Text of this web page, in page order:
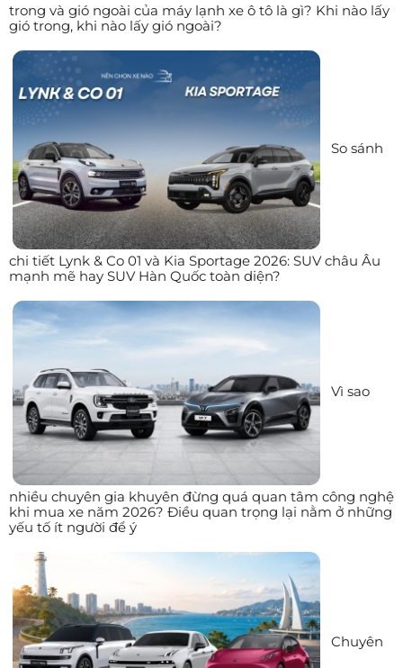
trong và gió ngoài của máy lạnh xe ô tô là gì? Khi nào lấy
gió trong, khi nào lấy gió ngoài?
So sánh
chi tiết Lynk & Co 01 và Kia Sportage 2026: SUV châu Âu
mạnh mẽ hay SUV Hàn Quốc toàn diện?
Vì sao
nhiều chuyên gia khuyên đừng quá quan tâm công nghệ
khi mua xe năm 2026? Điều quan trọng lại nằm ở những
yếu tố ít người để ý
Chuyên